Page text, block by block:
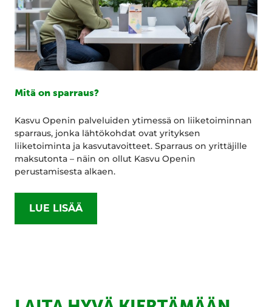
Mitä on sparraus?
Kasvu Openin palveluiden ytimessä on liiketoiminnan
sparraus, jonka lähtökohdat ovat yrityksen
liiketoiminta ja kasvutavoitteet. Sparraus on yrittäjille
maksutonta – näin on ollut Kasvu Openin
perustamisesta alkaen.
LUE LISÄÄ